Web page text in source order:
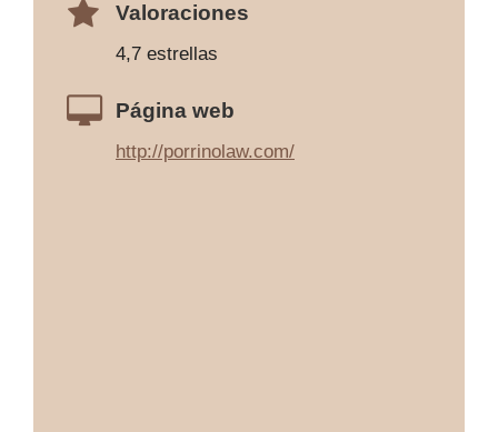
Valoraciones
4,7 estrellas
Página web
http://porrinolaw.com/